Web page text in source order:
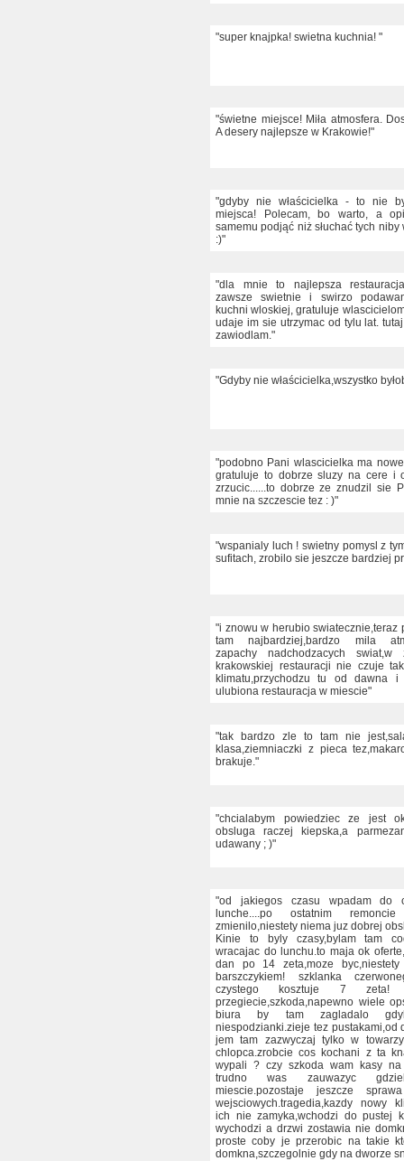
"super knajpka! swietna kuchnia! "
"świetne miejsce! Miła atmosfera.
A desery najlepsze w Krakowie!"
"gdyby nie właścicielka - to nie
miejsca! Polecam, bo warto, a
samemu podjąć niż słuchać tych niby
:)"
"dla mnie to najlepsza
zawsze swietnie i swirzo
kuchni wloskiej, gratuluje
udaje im sie utrzymac od tylu lat.
zawiodlam."
"Gdyby nie właścicielka,wszystko
"podobno Pani wlascicielka ma
gratuluje to dobrze sluzy na cere i
zrzucic......to dobrze ze znudzil sie
mnie na szczescie tez : )"
"wspanialy luch ! swietny pomysl z
sufitach, zrobilo sie jeszcze bardziej
"i znowu w herubio swiatecznie,teraz
tam najbardziej,bardzo mila
zapachy nadchodzacych swiat,w
krakowskiej restauracji nie czuje
klimatu,przychodzu tu od dawna
ulubiona restauracja w miescie"
"tak bardzo zle to tam nie
klasa,ziemniaczki z pieca
brakuje."
"chcialabym powiedziec ze jest
obsluga raczej kiepska,a
udawany ; )"
"od jakiegos czasu wpadam do
lunche....po ostatnim
zmienilo,niestety niema juz dobrej
Kinie to byly czasy,bylam tam
wracajac do lunchu.to maja ok
dan po 14 zeta,moze
barszczykiem! szklanka
czystego kosztuje 7
przegiecie,szkoda,napewno wiele
biura by tam zagladalo
niespodzianki.zieje tez pustakami,od
jem tam zazwyczaj tylko w
chlopca.zrobcie cos kochani z ta
wypali ? czy szkoda wam kasy
trudno was zauwazyc
miescie.pozostaje jeszcze
wejsciowych.tragedia,kazdy nowy
ich nie zamyka,wchodzi do pustej
wychodzi a drzwi zostawia nie
proste coby je przerobic na takie
domkna,szczegolnie gdy na dworze